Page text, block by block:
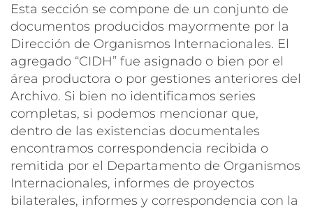
Esta sección se compone de un conjunto de
documentos producidos mayormente por la
Dirección de Organismos Internacionales. El
agregado “CIDH” fue asignado o bien por el
área productora o por gestiones anteriores del
Archivo. Si bien no identificamos series
completas, si podemos mencionar que,
dentro de las existencias documentales
encontramos correspondencia recibida o
remitida por el Departamento de Organismos
Internacionales, informes de proyectos
bilaterales, informes y correspondencia con la